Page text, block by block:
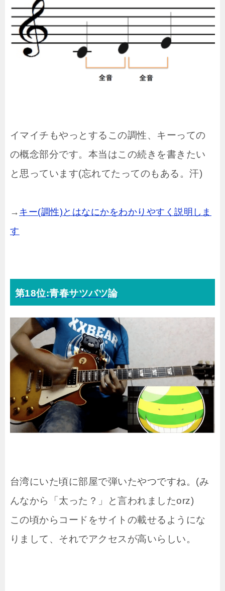
イマイチもやっとするこの調性、キーっての
の概念部分です。本当はこの続きを書きたい
と思っています(忘れてたってのもある。汗)
→ キー(調性)とはなにかをわかりやすく説明しま
す
第18位:青春サツバツ論
台湾にいた頃に部屋で弾いたやつですね。(み
んなから「太った？」と言われましたorz)
この頃からコードをサイトの載せるようにな
りまして、それでアクセスが高いらしい。